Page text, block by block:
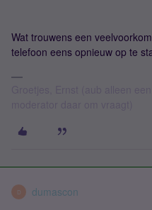
Wat trouwens een
telefoon eens opnieuw op te
D dumascon